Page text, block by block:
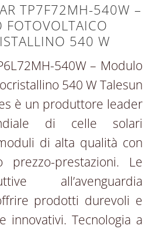
TP7F72MH-540W –
FOTOVOLTAICO
540 W
540W – Modulo
540 W Talesun
è un produttore leader
di celle solari
di alta qualità con
prezzo-prestazioni. Le
all’avenguardia
prodotti durevoli e
innovativi. Tecnologia a